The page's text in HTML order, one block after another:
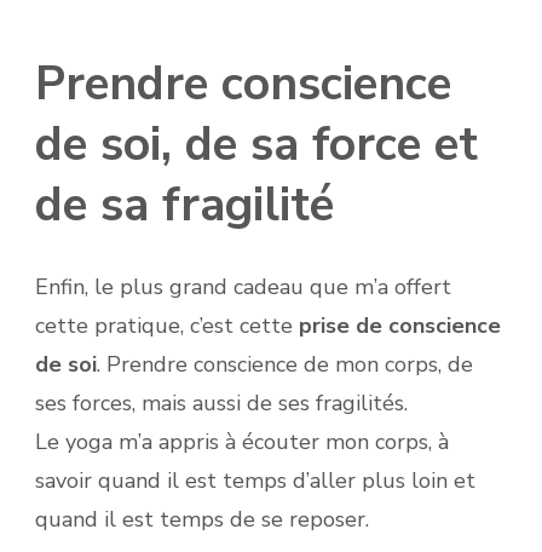
Prendre conscience
de soi, de sa force et
de sa fragilité
Enfin, le plus grand cadeau que m’a offert
cette pratique, c’est cette prise de conscience
de soi. Prendre conscience de mon corps, de
ses forces, mais aussi de ses fragilités.
Le yoga m’a appris à écouter mon corps, à
savoir quand il est temps d’aller plus loin et
quand il est temps de se reposer.